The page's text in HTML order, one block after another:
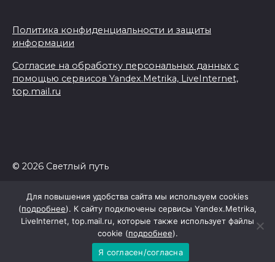
Политика конфиденциальности и защиты
информации
Согласие на обработку персональных данных с
помощью сервисов Yandex.Metrika, LiveInternet,
top.mail.ru
© 2026 Светлый путь
Для повышения удобства сайта мы используем cookies
(подробнее). К сайту подключены сервисы Yandex.Metrika,
LiveInternet, top.mail.ru, которые также использует файлы
cookie (подробнее).
Я согласен/согласна